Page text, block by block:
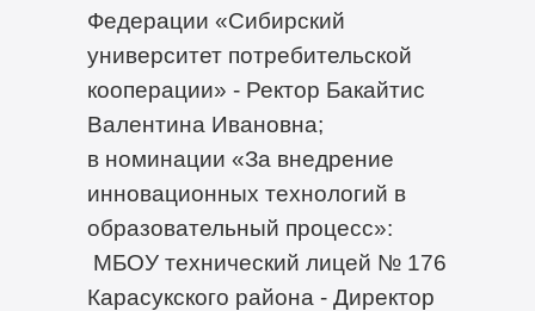
Федерации «Сибирский
университет потребительской
кооперации» - Ректор Бакайтис
Валентина Ивановна;
в номинации «За внедрение
инновационных технологий в
образовательный процесс»:
МБОУ технический лицей № 176
Карасукского района - Директор